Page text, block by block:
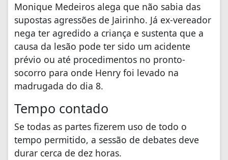
Monique Medeiros alega que não sabia das
supostas agressões de Jairinho. Já ex-vereador
nega ter agredido a criança e sustenta que a
causa da lesão pode ter sido um acidente
prévio ou até procedimentos no pronto-
socorro para onde Henry foi levado na
madrugada do dia 8.
Tempo contado
Se todas as partes fizerem uso de todo o
tempo permitido, a sessão de debates deve
durar cerca de dez horas.